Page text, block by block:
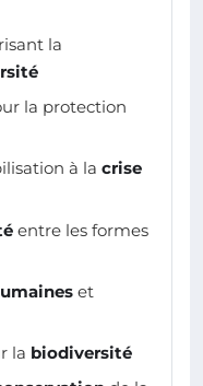
la
la protection
à la crise
entre les formes
et
la biodiversité